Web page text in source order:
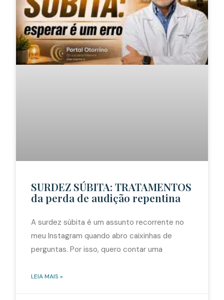
SURDEZ SÚBITA: TRATAMENTOS
da perda de audição repentina
A surdez súbita é um assunto recorrente no
meu Instagram quando abro caixinhas de
perguntas. Por isso, quero contar uma
LEIA MAIS »